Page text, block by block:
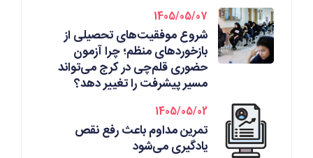
1405/05/07
شروع موفقیت‌های تحصیلی از
بازخوردهای منظم؛ چرا آزمون
حضوری قلم‌چی در کرج می‌تواند
مسیر پیشرفت را تغییر دهد؟
1405/05/02
تمرین مداوم باعث رفع نقص
یادگیری می‌شود